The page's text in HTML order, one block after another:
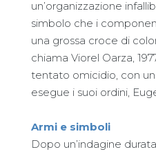
un’organizzazione
simbolo che i
una grossa croce di
chiama Viorel Oarza,
tentato omicidio, con
esegue i suoi ordini,
Armi e simboli
Dopo un’indagine